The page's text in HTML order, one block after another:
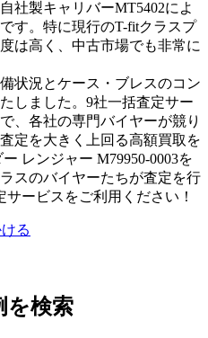
社製キャリバーMT5402によ
す。特に現行のT-fitクラスプ
は高く、中古市場でも非常に
状況とケース・ブレスのコン
しました。9社一括査定サー
、各社の専門バイヤーが競り
定を大きく上回る高額買取を
レンジャー M79950-0003を
スのバイヤーたちが査定を行
ービスをご利用ください！
る
を検索